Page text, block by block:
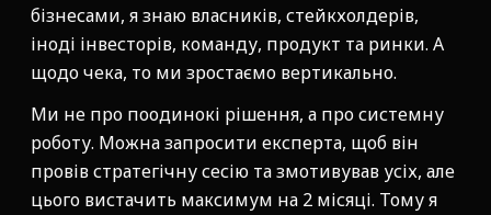
бізнесами, я знаю власників, стейкхолдерів,
іноді інвесторів, команду, продукт та ринки. А
щодо чека, то ми зростаємо вертикально.
Ми не про поодинокі рішення, а про системну
роботу. Можна запросити експерта, щоб він
провів стратегічну сесію та змотивував усіх, але
цього вистачить максимум на 2 місяці. Тому я